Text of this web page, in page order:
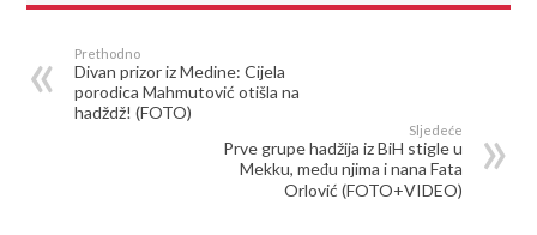
Prethodno
Divan prizor iz Medine: Cijela
porodica Mahmutović otišla na
hadždž! (FOTO)
Sljedeće
Prve grupe hadžija iz BiH stigle u
Mekku, među njima i nana Fata
Orlović (FOTO+VIDEO)